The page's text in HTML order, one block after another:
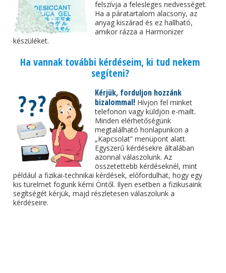
felszívja a felesleges nedvességet.
Ha a páratartalom alacsony, az
anyag kiszárad és ez hallható,
amikor rázza a Harmonizer
készüléket.
Ha vannak további kérdéseim, ki tud nekem
segíteni?
Kérjük, forduljon hozzánk
bizalommal! Hívjon fel minket
telefonon vagy küldjön e-mailt.
Minden elérhetőségünk
megtalálható honlapunkon a
„Kapcsolat” menüpont alatt.
Egyszerű kérdésekre általában
azonnal válaszolunk. Az
összetettebb kérdéseknél, mint
például a fizikai-technikai kérdések, előfordulhat, hogy egy
kis türelmet fogunk kérni Öntől. Ilyen esetben a fizikusaink
segítségét kérjük, majd részletesen válaszolunk a
kérdéseire.